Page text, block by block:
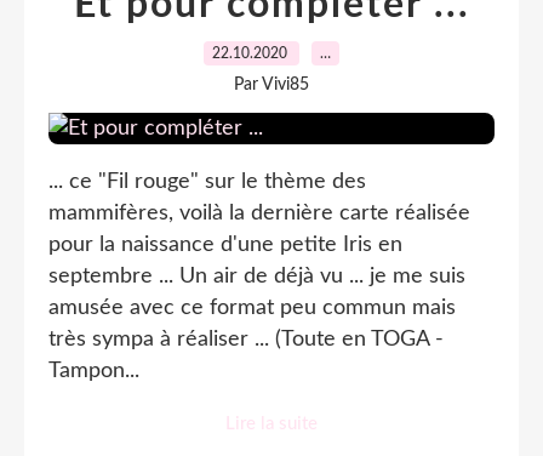
22.10.2020 …
Par Vivi85
... ce "Fil rouge" sur le thème des
mammifères, voilà la dernière carte réalisée
pour la naissance d'une petite Iris en
septembre ... Un air de déjà vu ... je me suis
amusée avec ce format peu commun mais
très sympa à réaliser ... (Toute en TOGA -
Tampon...
Lire la suite